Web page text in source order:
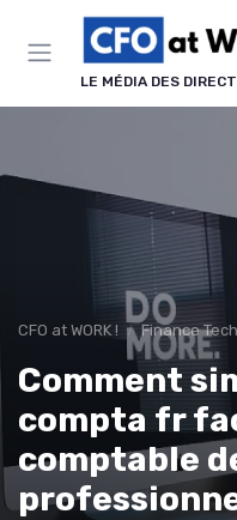
LE MÉDIA DES
CFO at WORK ! Finance
Comment
compta fr
comptable
Panneau de gestion des